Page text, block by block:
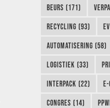
BEURS (171)
RECYCLING (93)
AUTOMATISERING (58)
LOGISTIEK (33)
INTERPACK (22)
CONGRES (14)